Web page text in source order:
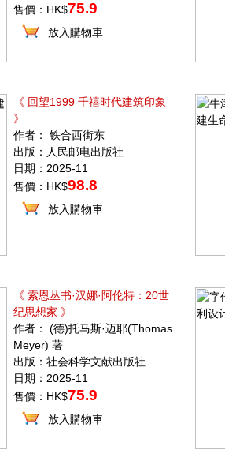
售價：HK$75.9
放入購物車
《 回望1999 千禧时代建筑印象
》
作者： 铁合西街东
出版：人民邮电出版社
日期：2025-11
售價：HK$98.8
放入購物車
《 索恩丛书·汉娜·阿伦特：20世
纪思想家 》
作者： (德)托马斯·迈耶(Thomas
Meyer) 著
出版：社会科学文献出版社
日期：2025-11
售價：HK$75.9
放入購物車